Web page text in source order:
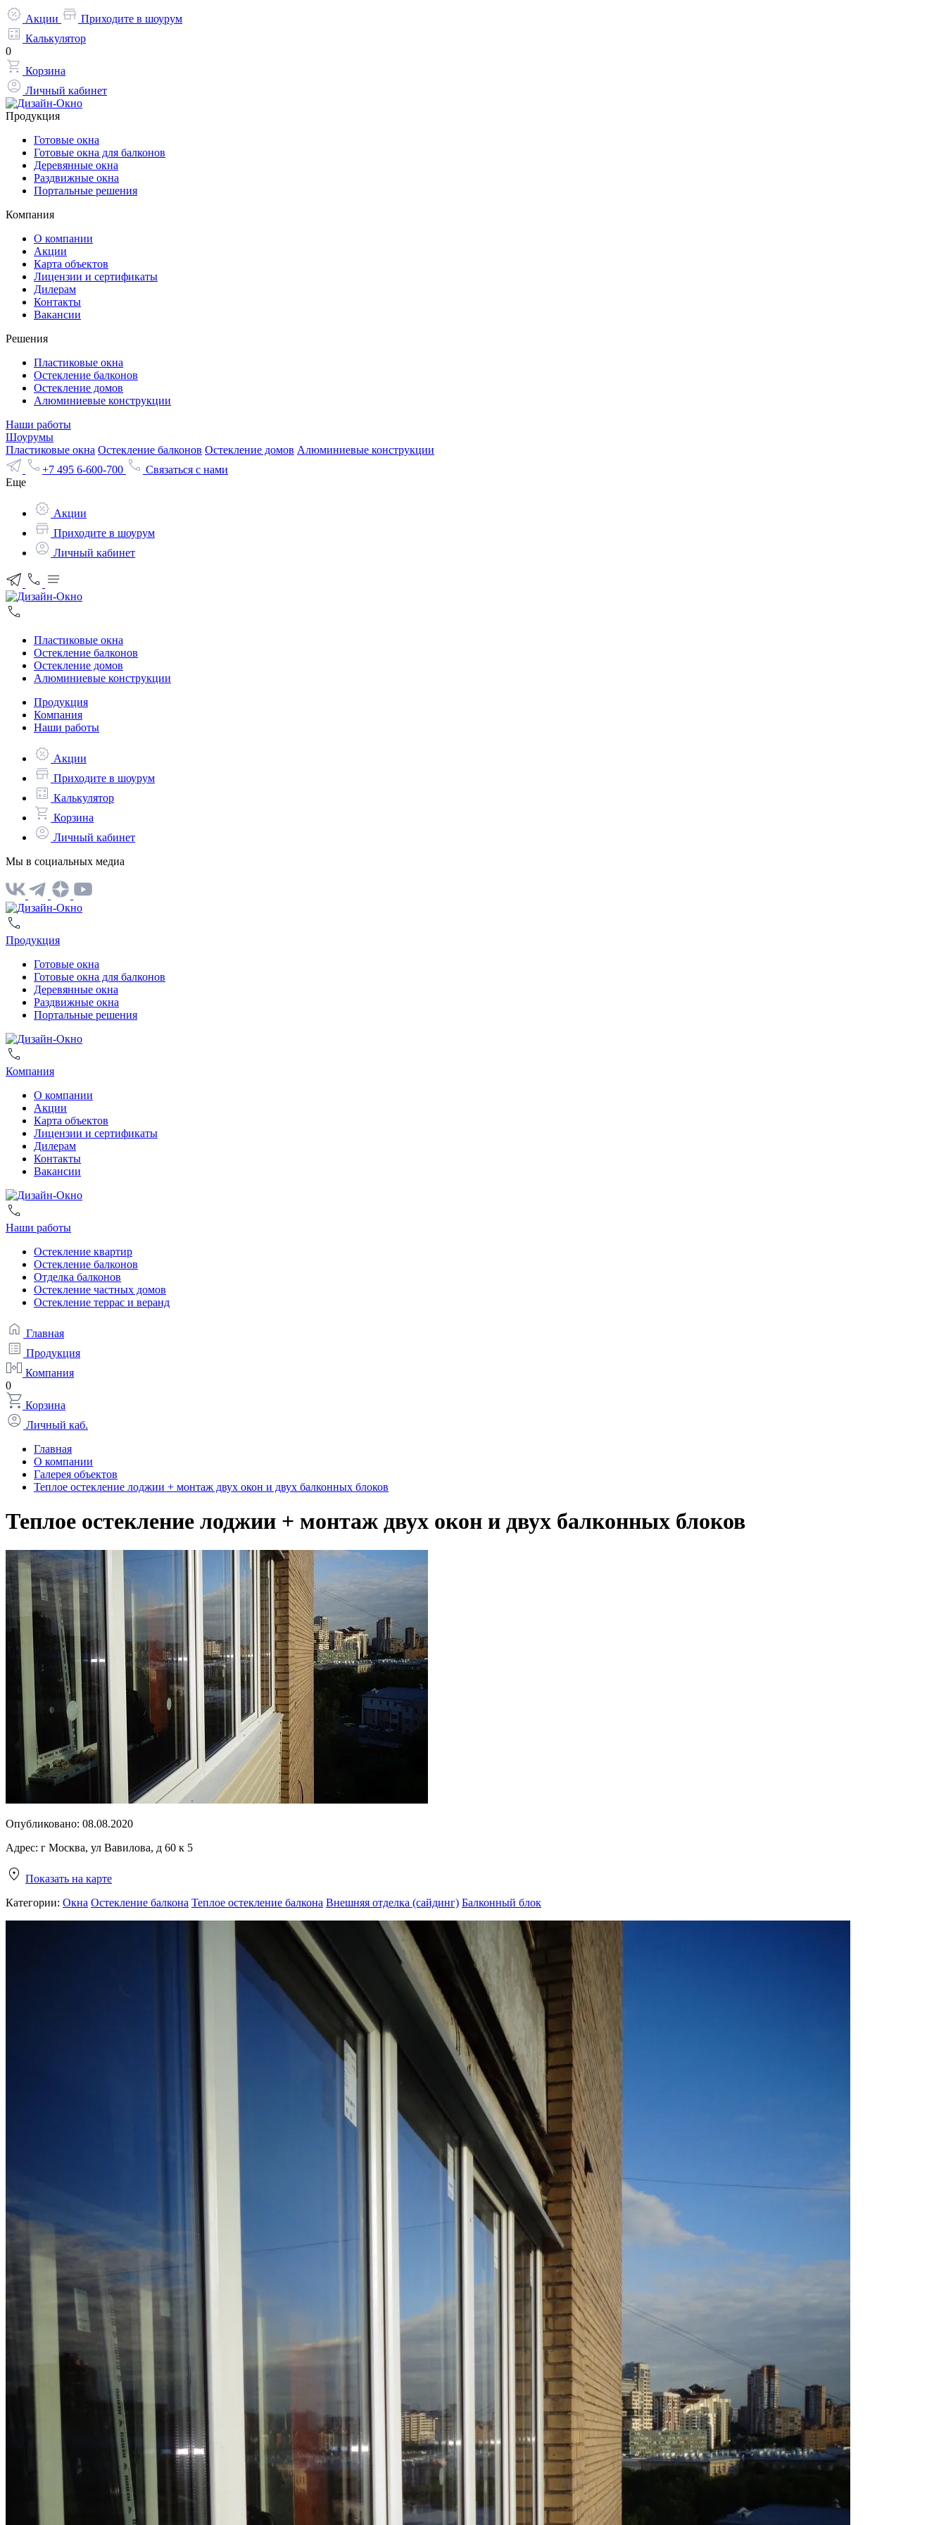
Акции
Приходите в шоурум
Калькулятор
0
Корзина
Личный кабинет
Продукция
Готовые окна
Готовые окна для балконов
Деревянные окна
Раздвижные окна
Портальные решения
Компания
О компании
Акции
Карта объектов
Лицензии и сертификаты
Дилерам
Контакты
Вакансии
Решения
Пластиковые окна
Остекление балконов
Остекление домов
Алюминиевые конструкции
Наши работы
Шоурумы
Пластиковые окна Остекление балконов Остекление домов Алюминиевые конструкции
+7 495 6-600-700
Связаться с нами
Еще
Акции
Приходите в шоурум
Личный кабинет
Пластиковые окна
Остекление балконов
Остекление домов
Алюминиевые конструкции
Продукция
Компания
Наши работы
Акции
Приходите в шоурум
Калькулятор
Корзина
Личный кабинет
Мы в социальных медиа
Продукция
Готовые окна
Готовые окна для балконов
Деревянные окна
Раздвижные окна
Портальные решения
Компания
О компании
Акции
Карта объектов
Лицензии и сертификаты
Дилерам
Контакты
Вакансии
Наши работы
Остекление квартир
Остекление балконов
Отделка балконов
Остекление частных домов
Остекление террас и веранд
Главная
Продукция
Компания
0
Корзина
Личный каб.
Главная
О компании
Галерея объектов
Теплое остекление лоджии + монтаж двух окон и двух балконных блоков
Теплое остекление лоджии + монтаж двух окон и двух балконных блоков
Опубликовано: 08.08.2020
Адрес: г Москва, ул Вавилова, д 60 к 5
Показать на карте
Категории: Окна Остекление балкона Теплое остекление балкона Внешняя отделка (сайдинг) Балконный блок